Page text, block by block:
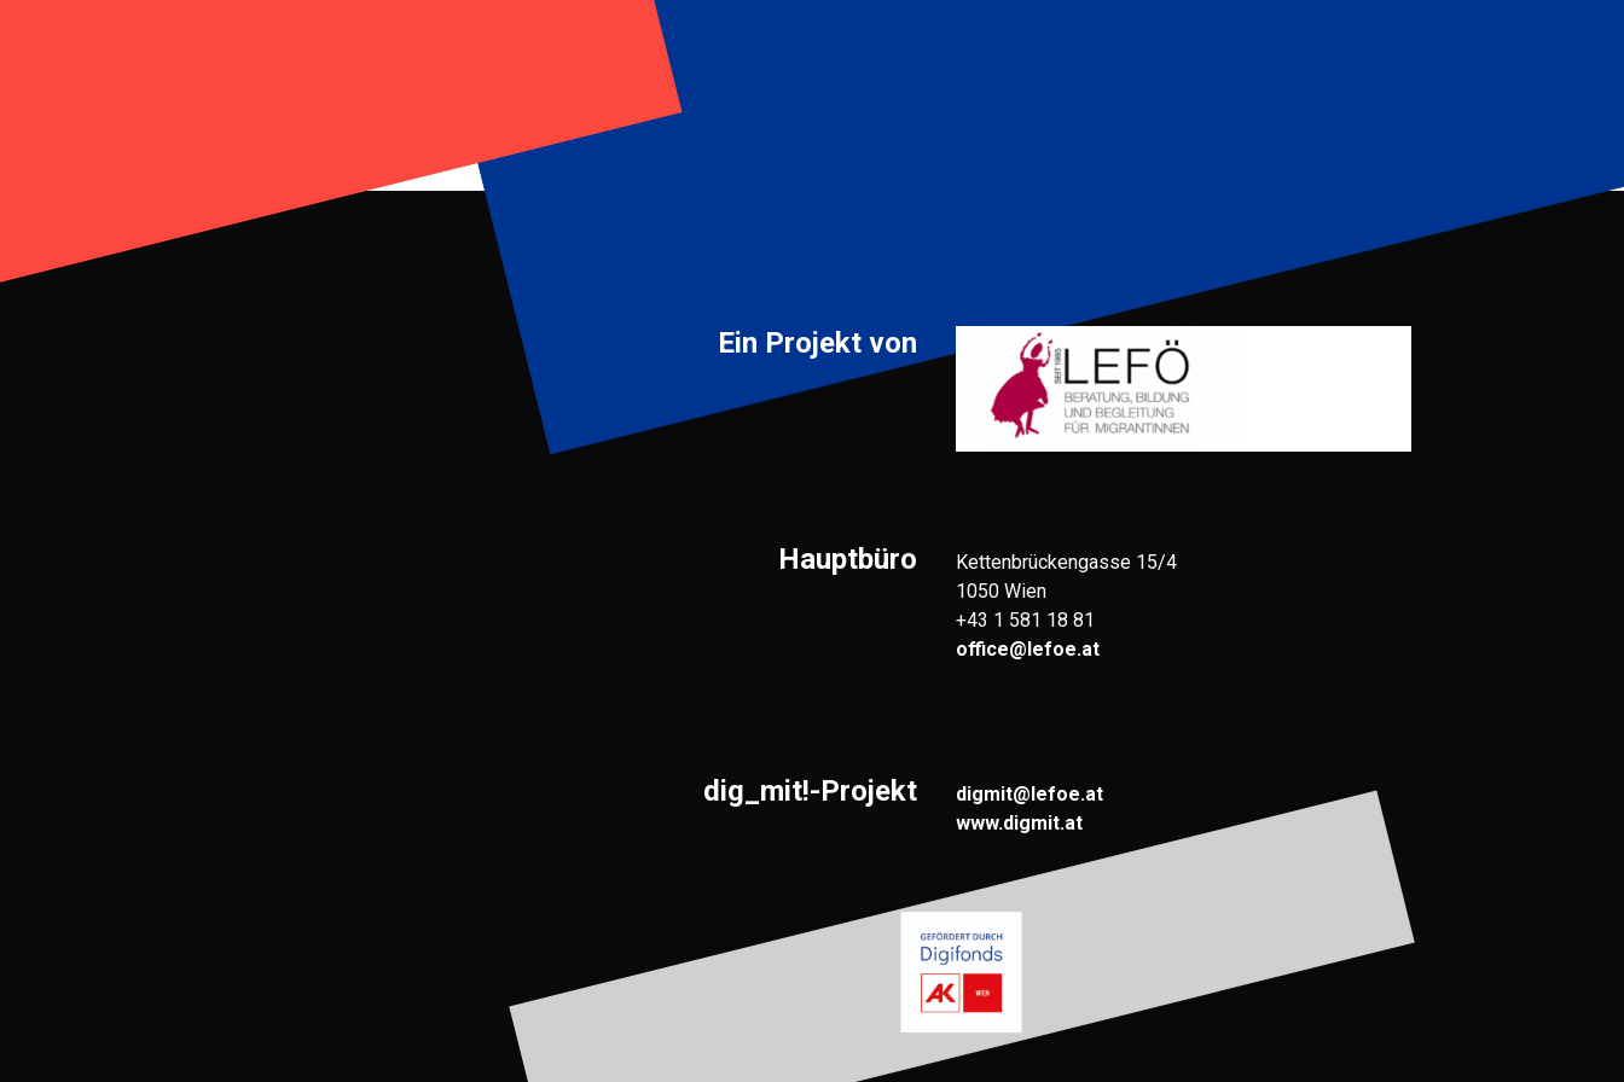
Ein Projekt von
Hauptbüro
Kettenbrückengasse 15/4
1050 Wien
+43 1 581 18 81
office@lefoe.at
dig_mit!-Projekt
digmit@lefoe.at
www.digmit.at